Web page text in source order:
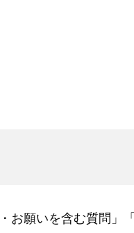
お願いを含む質問」